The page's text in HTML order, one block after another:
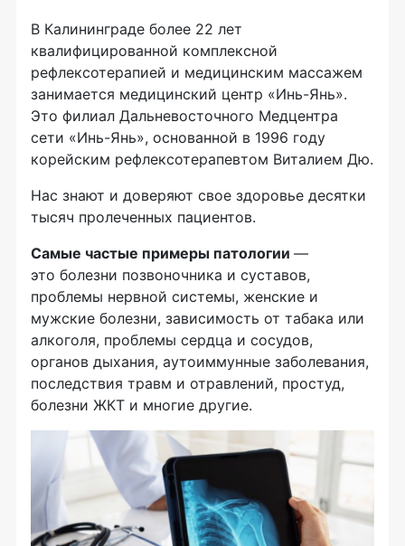
В Калининграде более 22 лет
квалифицированной комплексной
рефлексотерапией и медицинским массажем
занимается медицинский центр «Инь-Янь».
Это филиал Дальневосточного Медцентра
сети «Инь-Янь», основанной в 1996 году
корейским рефлексотерапевтом Виталием Дю.
Нас знают и доверяют свое здоровье десятки
тысяч пролеченных пациентов.
Самые частые примеры патологии —
это болезни позвоночника и суставов,
проблемы нервной системы, женские и
мужские болезни, зависимость от табака или
алкоголя, проблемы сердца и сосудов,
органов дыхания, аутоиммунные заболевания,
последствия травм и отравлений, простуд,
болезни ЖКТ и многие другие.